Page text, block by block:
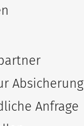
Absicherung
Anfrage